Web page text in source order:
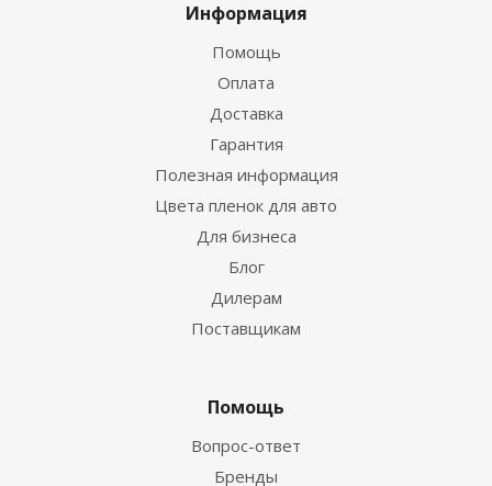
Информация
Помощь
Оплата
Доставка
Гарантия
Полезная информация
Цвета пленок для авто
Для бизнеса
Блог
Дилерам
Поставщикам
Помощь
Вопрос-ответ
Бренды